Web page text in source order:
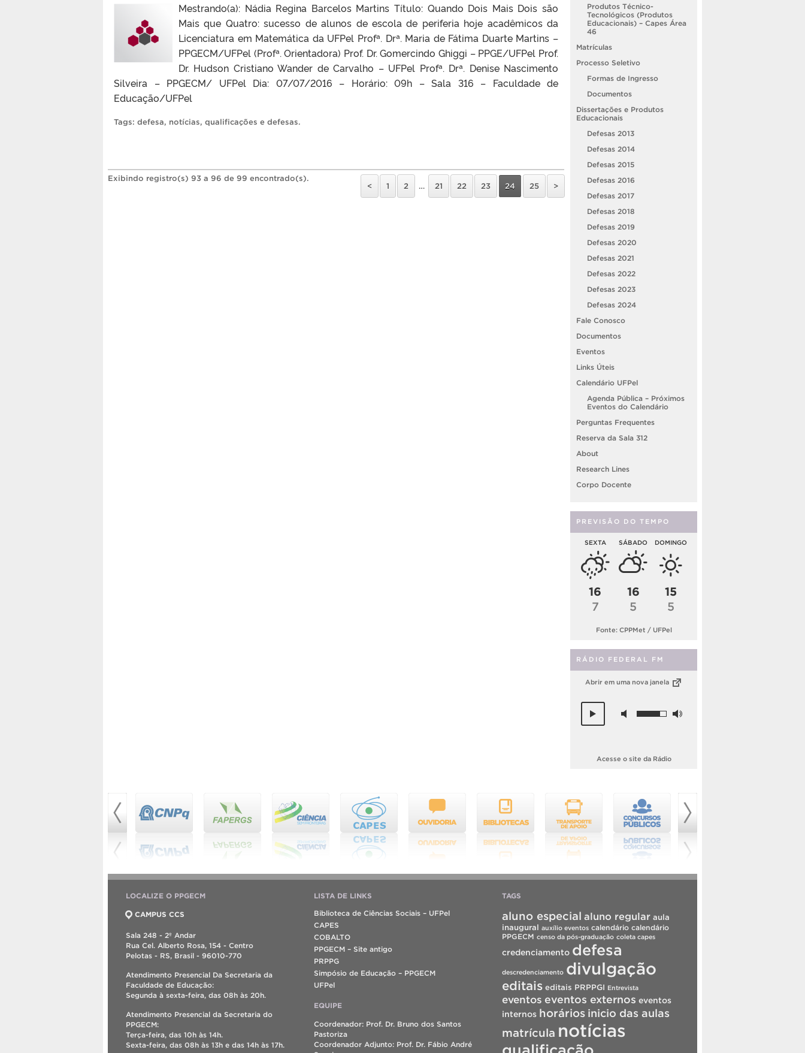
Mestrando(a): Nádia Regina Barcelos Martins Título: Quando Dois Mais Dois são
Mais que Quatro: sucesso de alunos de escola de periferia hoje acadêmicos da
Licenciatura em Matemática da UFPel Profª. Drª. Maria de Fátima Duarte Martins –
PPGECM/UFPel (Profª. Orientadora) Prof. Dr. Gomercindo Ghiggi – PPGE/UFPel Prof.
Dr. Hudson Cristiano Wander de Carvalho – UFPel Profª. Drª. Denise Nascimento
Silveira – PPGECM/ UFPel Dia: 07/07/2016 – Horário: 09h – Sala 316 – Faculdade de
Educação/UFPel
Tags: defesa, notícias, qualificações e defesas.
Exibindo registro(s) 93 a 96 de 99 encontrado(s).
<
1 2 … 21 22 23 24 25 >
Produtos Técnico-
Tecnológicos (Produtos
Educacionais) – Capes Área
46
Matrículas
Processo Seletivo
Formas de Ingresso
Documentos
Dissertações e Produtos
Educacionais
Defesas 2013
Defesas 2014
Defesas 2015
Defesas 2016
Defesas 2017
Defesas 2018
Defesas 2019
Defesas 2020
Defesas 2021
Defesas 2022
Defesas 2023
Defesas 2024
Fale Conosco
Documentos
Eventos
Links Úteis
Calendário UFPel
Agenda Pública – Próximos
Eventos do Calendário
Perguntas Frequentes
Reserva da Sala 312
About
Research Lines
Corpo Docente
PREVISÃO DO TEMPO
SEXTA
16
7
SÁBADO
16
5
DOMINGO
15
5
Fonte: CPPMet / UFPel
RÁDIO FEDERAL FM
Abrir em uma nova janela
Acesse o site da Rádio
LOCALIZE O PPGECM
CAMPUS CCS
Sala 248 - 2º Andar
Rua Cel. Alberto Rosa, 154 - Centro
Pelotas - RS, Brasil - 96010-770
Atendimento Presencial Da Secretaria da
Faculdade de Educação:
Segunda à sexta-feira, das 08h às 20h.
Atendimento Presencial da Secretaria do
PPGECM:
Terça-feira, das 10h às 14h.
Sexta-feira, das 08h às 13h e das 14h às 17h.
LISTA DE LINKS
Biblioteca de Ciências Sociais – UFPel
CAPES
COBALTO
PPGECM – Site antigo
PRPPG
Simpósio de Educação – PPGECM
UFPel
EQUIPE
Coordenador: Prof. Dr. Bruno dos Santos
Pastoriza
Coordenador Adjunto: Prof. Dr. Fábio André
TAGS
aluno especial aluno regular aula
inaugural auxílio eventos calendário calendário
PPGECM censo da pós-graduação coleta capes
credenciamento defesa
descredenciamento divulgação
editais editais PRPPGI Entrevista
eventos eventos externos eventos
internos horários inicio das aulas
matrícula notícias